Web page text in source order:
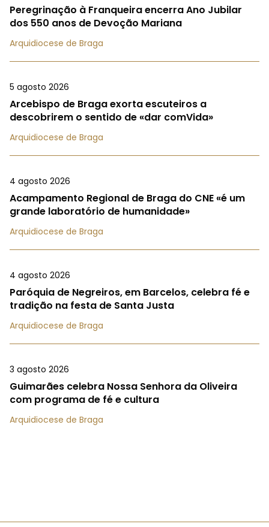
Peregrinação à Franqueira encerra Ano Jubilar
dos 550 anos de Devoção Mariana
Arquidiocese de Braga
5 agosto 2026
Arcebispo de Braga exorta escuteiros a
descobrirem o sentido de «dar comVida»
Arquidiocese de Braga
4 agosto 2026
Acampamento Regional de Braga do CNE «é um
grande laboratório de humanidade»
Arquidiocese de Braga
4 agosto 2026
Paróquia de Negreiros, em Barcelos, celebra fé e
tradição na festa de Santa Justa
Arquidiocese de Braga
3 agosto 2026
Guimarães celebra Nossa Senhora da Oliveira
com programa de fé e cultura
Arquidiocese de Braga